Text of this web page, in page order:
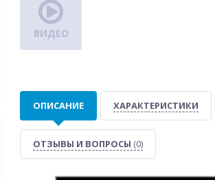
ВИДЕО
ОПИСАНИЕ ХАРАКТЕРИСТИКИ
ОТЗЫВЫ И ВОПРОСЫ (0)